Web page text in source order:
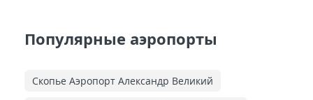
Популярные аэропорты
Скопье Аэропорт Александр Великий